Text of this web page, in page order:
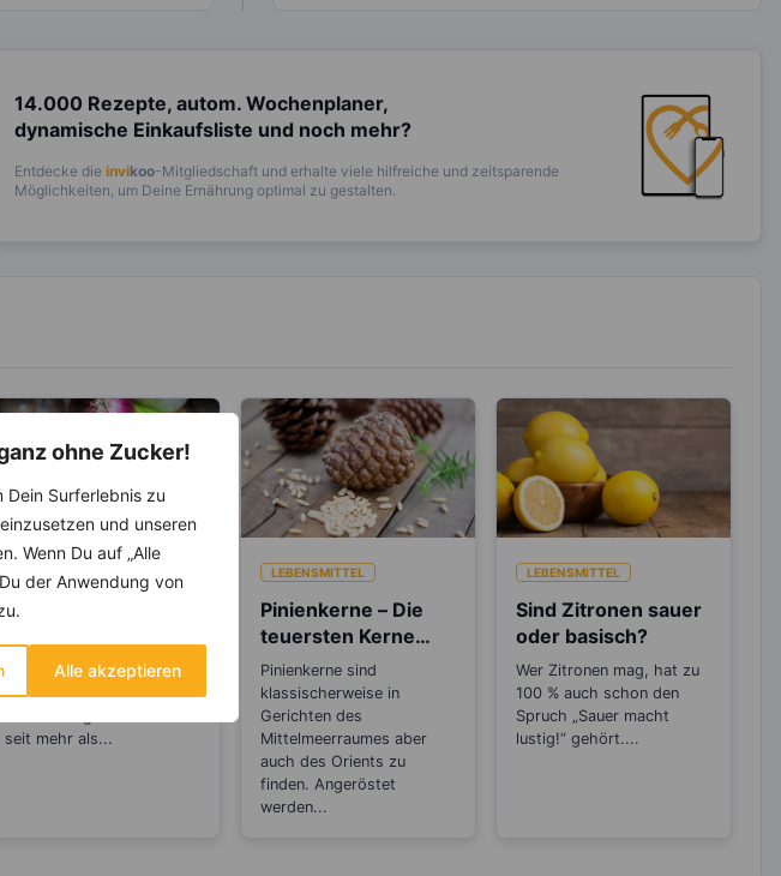
ohne Zucker!
Dein Surferlebnis zu
und unseren
Wenn Du auf „Alle
der Anwendung von
Alle akzeptieren
14.000 Rezepte, autom. Wochenplaner,
dynamische Einkaufsliste und noch mehr?
Entdecke die invikoo-Mitgliedschaft und erhalte viele hilfreiche und zeitsparende
Möglichkeiten, um Deine Ernährung optimal zu gestalten.
LEBENSMITTEL
Zwiebel –
Antibiotikum und
„Wunder“-Heilmittel
Die Zwiebel ist eine
Pflanzenart und gehört zu
seit mehr als...
LEBENSMITTEL
Pinienkerne – Die
teuersten Kerne
überhaupt
Pinienkerne sind
klassischerweise in
Gerichten des
Mittelmeerraumes aber
auch des Orients zu
finden. Angeröstet
werden...
LEBENSMITTEL
Sind Zitronen sauer
oder basisch?
Wer Zitronen mag, hat zu
100 % auch schon den
Spruch „Sauer macht
lustig!“ gehört....